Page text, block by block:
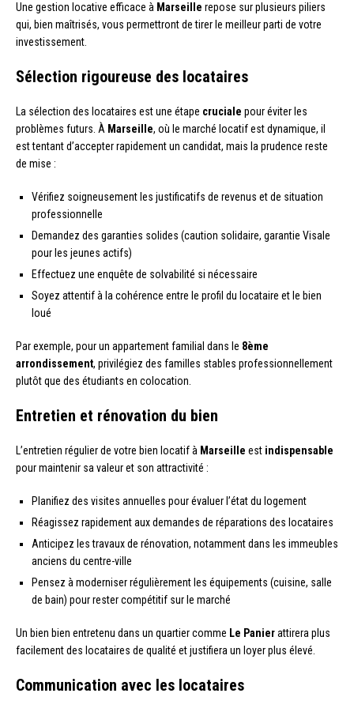
Une gestion locative efficace à Marseille repose sur plusieurs piliers
qui, bien maîtrisés, vous permettront de tirer le meilleur parti de votre
investissement.
Sélection rigoureuse des locataires
La sélection des locataires est une étape cruciale pour éviter les
problèmes futurs. À Marseille, où le marché locatif est dynamique, il
est tentant d’accepter rapidement un candidat, mais la prudence reste
de mise :
Vérifiez soigneusement les justificatifs de revenus et de situation
professionnelle
Demandez des garanties solides (caution solidaire, garantie Visale
pour les jeunes actifs)
Effectuez une enquête de solvabilité si nécessaire
Soyez attentif à la cohérence entre le profil du locataire et le bien
loué
Par exemple, pour un appartement familial dans le 8ème
arrondissement, privilégiez des familles stables professionnellement
plutôt que des étudiants en colocation.
Entretien et rénovation du bien
L’entretien régulier de votre bien locatif à Marseille est indispensable
pour maintenir sa valeur et son attractivité :
Planifiez des visites annuelles pour évaluer l’état du logement
Réagissez rapidement aux demandes de réparations des locataires
Anticipez les travaux de rénovation, notamment dans les immeubles
anciens du centre-ville
Pensez à moderniser régulièrement les équipements (cuisine, salle
de bain) pour rester compétitif sur le marché
Un bien bien entretenu dans un quartier comme Le Panierattirera plus
facilement des locataires de qualité et justifiera un loyer plus élevé.
Communication avec les locataires